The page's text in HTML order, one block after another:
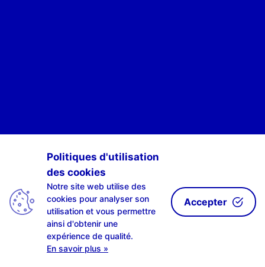
POUR ÊTRE INFORMÉ·E·S DES ACTIVITÉS DE SCAN-R
S'INSCRIRE À NOTRE NEWSLETTE-R
| design byLAHPLABwith the
Politiques d'utilisation
des cookies
Notre site web utilise des
cookies pour analyser son
utilisation et vous permettre
ainsi d'obtenir une
expérience de qualité.
En savoir plus »
Accepter